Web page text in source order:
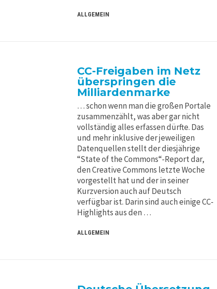
ALLGEMEIN
CC-Freigaben im Netz
überspringen die
Milliardenmarke
… schon wenn man die großen Portale
zusammenzählt, was aber gar nicht
vollständig alles erfassen dürfte. Das
und mehr inklusive der jeweiligen
Datenquellen stellt der diesjährige
“State of the Commons“-Report dar,
den Creative Commons letzte Woche
vorgestellt hat und der in seiner
Kurzversion auch auf Deutsch
verfügbar ist. Darin sind auch einige CC-
Highlights aus den …
ALLGEMEIN